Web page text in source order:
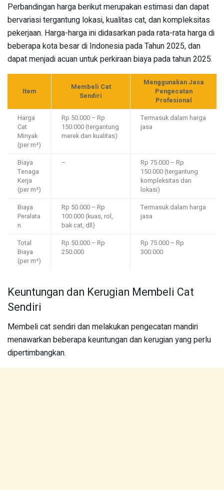
Perbandingan harga berikut merupakan estimasi dan dapat
bervariasi tergantung lokasi, kualitas cat, dan kompleksitas
pekerjaan. Harga-harga ini didasarkan pada rata-rata harga di
beberapa kota besar di Indonesia pada Tahun 2025, dan
dapat menjadi acuan untuk perkiraan biaya pada tahun 2025.
Item
Membeli Cat
Sendiri
Menggunakan Jasa
Pengecatan
Profesional
Harga
Cat
Minyak
(per m²)
Rp 50.000 – Rp
150.000 (tergantung
merek dan kualitas)
Termasuk dalam harga
jasa
Biaya
Tenaga
Kerja
(per m²)
–
Rp 75.000 – Rp
150.000 (tergantung
kompleksitas dan
lokasi)
Biaya
Peralata
n
Rp 50.000 – Rp
100.000 (kuas, rol,
bak cat, dll)
Termasuk dalam harga
jasa
Total
Biaya
(per m²)
Rp 50.000 – Rp
250.000
Rp 75.000 – Rp
300.000
Keuntungan dan Kerugian Membeli Cat
Sendiri
Membeli cat sendiri dan melakukan pengecatan mandiri
menawarkan beberapa keuntungan dan kerugian yang perlu
dipertimbangkan.